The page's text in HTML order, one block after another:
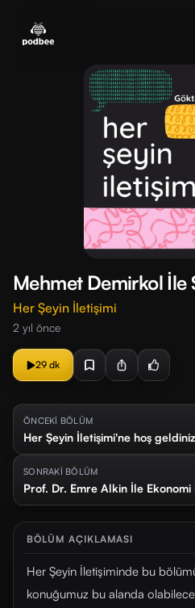
menu
Mehmet Demirkol İle
Her Şeyin İletişimi
2 yıl önce
29 dk
ÖNCEKİ BÖLÜM
Her Şeyin İletişimi'ne hoş
SONRAKİ BÖLÜM
Prof. Dr. Emre Alkin İle Ekonomi
BÖLÜM AÇIKLAMASI
Her Şeyin İletişiminde bu
konuğumuz bu alanda